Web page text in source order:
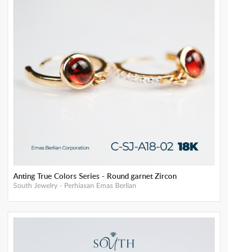
Anting True Colors Series - Round garnet Zircon
South Jewelry - Perhiasan Emas Berlian